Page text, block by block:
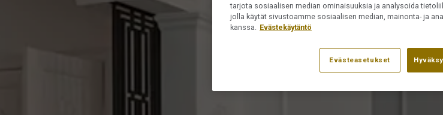
tarjota sosiaalisen median ominaisuuksia ja analysoida
jolla käytät sivustoamme sosiaalisen median, mainonta- ja
kanssa.
Evästekäytäntö
Evästeasetukset